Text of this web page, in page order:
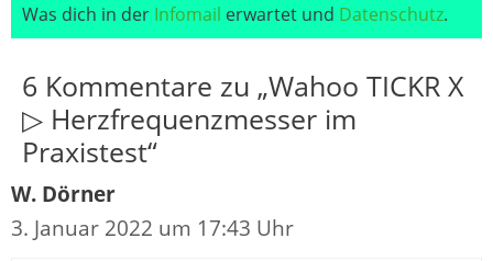
Was dich in der Infomail erwartet und Datenschutz.
6 Kommentare zu „Wahoo TICKR X
▷ Herzfrequenzmesser im
Praxistest“
W. Dörner
3. Januar 2022 um 17:43 Uhr